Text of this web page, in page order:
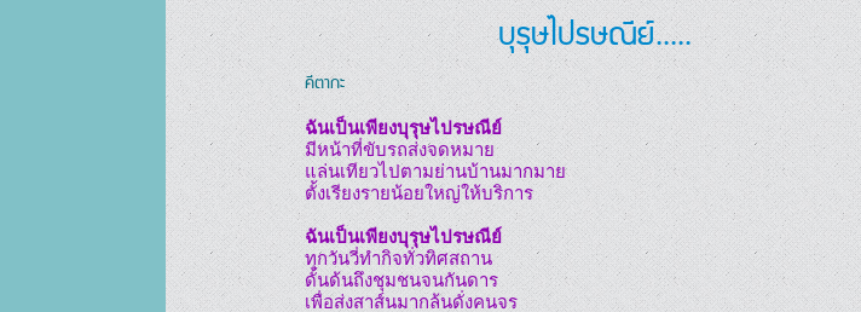
บุรุษไปรษณีย์.....
คีตากะ
ฉันเป็นเพียงบุรุษไปรษณีย์
มีหน้าที่ขับรถส่งจดหมาย
แล่นเทียวไปตามย่านบ้านมากมาย
ตั้งเรียงรายน้อยใหญ่ให้บริการ
ฉันเป็นเพียงบุรุษไปรษณีย์
ทุกวันวี่ทำกิจทั่วทิศสถาน
ดั้นด้นถึงชุมชนจนกันดาร
เพื่อส่งสาส์นมากล้นดั่งคนจร